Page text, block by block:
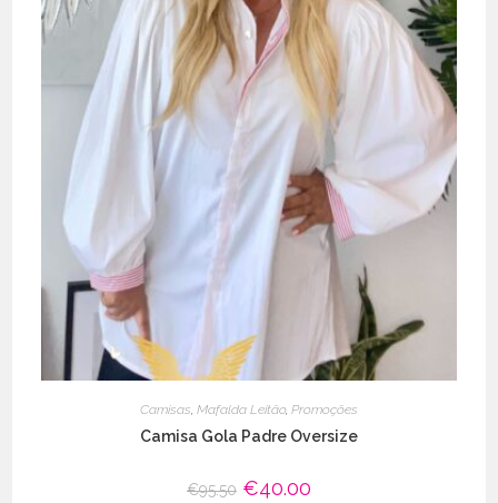
Camisas, Mafalda Leitão, Promoções
Camisa Gola Padre Oversize
€95.50 O
€40.00